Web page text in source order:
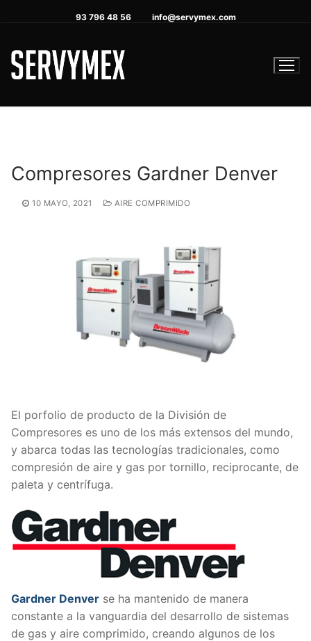
93 796 48 56 info@servymex.com
Compresores Gardner Denver
10 MAYO, 2021 AIRE COMPRIMIDO
El porfolio de producto de la División de
Compresores es uno de los más extensos del mundo,
y abarca todas las tecnologías tradicionales, como
compresión de aire y gas por tornillo, reciprocante, de
paleta y centrífuga.
Gardner Denver se ha mantenido de manera
constante a la vanguardia del desarrollo de sistemas
de gas y aire comprimido, creando algunos de los